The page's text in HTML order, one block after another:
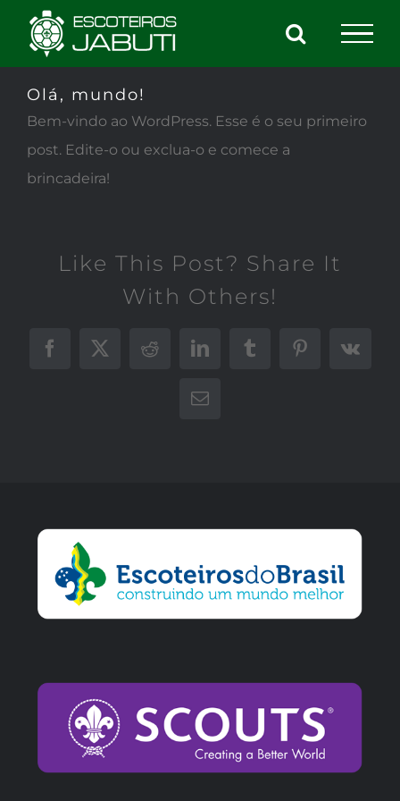
o
conteúdo
Olá, mundo!
Bem-vindo ao WordPress. Esse é o seu primeiro
post. Edite-o ou exclua-o e comece a
brincadeira!
Like This Post? Share It
With Others!
Facebook
X RedditLinkedInTumblrPinterest
Vk
E-